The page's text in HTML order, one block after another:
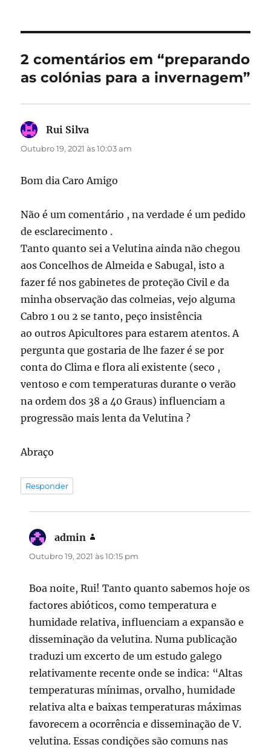
2 comentários em “preparando
as colónias para a invernagem”
Rui Silva
Outubro 19, 2021 às 10:03 am
Bom dia Caro Amigo
Não é um comentário , na verdade é um pedido
de esclarecimento .
Tanto quanto sei a Velutina ainda não chegou
aos Concelhos de Almeida e Sabugal, isto a
fazer fé nos gabinetes de proteção Civil e da
minha observação das colmeias, vejo alguma
Cabro 1 ou 2 se tanto, peço insistência
ao outros Apicultores para estarem atentos. A
pergunta que gostaria de lhe fazer é se por
conta do Clima e flora ali existente (seco ,
ventoso e com temperaturas durante o verão
na ordem dos 38 a 40 Graus) influenciam a
progressão mais lenta da Velutina ?
Abraço
Responder
admin
Outubro 19, 2021 às 10:15 pm
Boa noite, Rui! Tanto quanto sabemos hoje os
factores abióticos, como temperatura e
humidade relativa, influenciam a expansão e
disseminação da velutina. Numa publicação
traduzi um excerto de um estudo galego
relativamente recente onde se indica: “Altas
temperaturas mínimas, orvalho, humidade
relativa alta e baixas temperaturas máximas
favorecem a ocorrência e disseminação de V.
velutina. Essas condições são comuns nas